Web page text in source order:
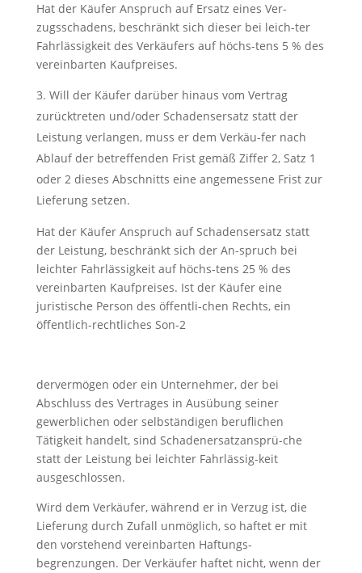
Hat der Käufer Anspruch auf Ersatz eines Ver-
zugsschadens, beschränkt sich dieser bei leich-ter
Fahrlässigkeit des Verkäufers auf höchs-tens 5 % des
vereinbarten Kaufpreises.
Will der Käufer darüber hinaus vom Vertrag
zurücktreten und/oder Schadensersatz statt der
Leistung verlangen, muss er dem Verkäu-fer nach
Ablauf der betreffenden Frist gemäß Ziffer 2, Satz 1
oder 2 dieses Abschnitts eine angemessene Frist zur
Lieferung setzen.
Hat der Käufer Anspruch auf Schadensersatz statt
der Leistung, beschränkt sich der An-spruch bei
leichter Fahrlässigkeit auf höchs-tens 25 % des
vereinbarten Kaufpreises. Ist der Käufer eine
juristische Person des öffentli-chen Rechts, ein
öffentlich-rechtliches Son-2
dervermögen oder ein Unternehmer, der bei
Abschluss des Vertrages in Ausübung seiner
gewerblichen oder selbständigen beruflichen
Tätigkeit handelt, sind Schadenersatzansprü-che
statt der Leistung bei leichter Fahrlässig-keit
ausgeschlossen.
Wird dem Verkäufer, während er in Verzug ist, die
Lieferung durch Zufall unmöglich, so haftet er mit
den vorstehend vereinbarten Haftungs-
begrenzungen. Der Verkäufer haftet nicht, wenn der